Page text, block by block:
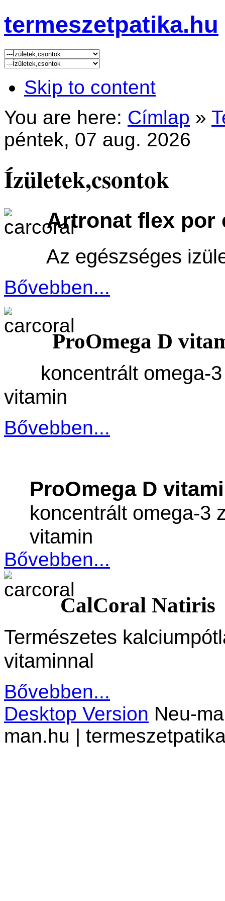
termeszetpatika.hu
Skip to content
You are here: Címlap »
péntek, 07 aug. 2026
Ízületek,csontok
Artronat flex por
Az egészséges
Bővebben...
ProOmega D
koncentrált omega-
vitamin
Bővebben...
ProOmega D
koncentrált omega-3
vitamin
Bővebben...
CalCoral Natiris
Természetes
vitaminnal
Bővebben...
Desktop Version Neu-
man.hu |